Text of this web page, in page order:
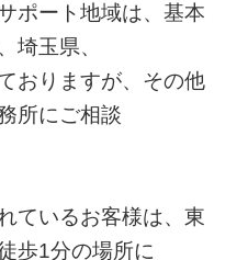
ポート地域は、基本
埼玉県、
おりますが、その他
所にご相談
ているお客様は、東
歩1分の場所に